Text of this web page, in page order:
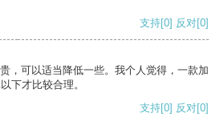
支持[0] 反对[0]
，可以适当降低一些。我个人觉得，一款加
下才比较合理。
支持[0] 反对[0]